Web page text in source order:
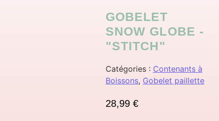
GOBELET
SNOW GLOBE -
"STITCH"
Catégories : Contenants à
Boissons, Gobelet paillette
28,99 €